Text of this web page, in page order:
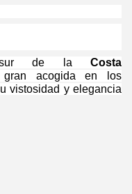
sur de la Costa
acogida en los
vistosidad y elegancia